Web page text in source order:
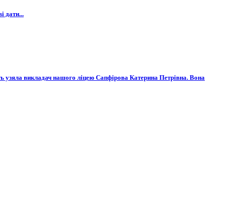
дати...
узяла викладач нашого ліцею Сапфірова Катерина Петрівна. Вона